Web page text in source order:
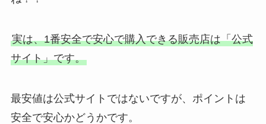
実は、1番安全で安心で購入できる販売店は「公式
サイト」です。
最安値は公式サイトではないですが、ポイントは
安全で安心かどうかです。